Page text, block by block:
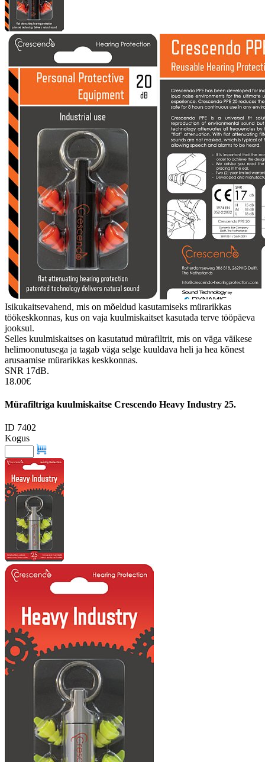
Isikukaitsevahend, mis on mõeldud kasutamiseks mürarikkas
töökeskkonnas, kus on vaja kuulmiskaitset kasutada terve tööpäeva
jooksul.
Selles kuulmiskaitses on kasutatud mürafiltrit, mis on väga väikese
helimoonutusega ja tagab väga selge kuuldava heli ja hea kõnest
arusaamise mürarikkas keskkonnas.
SNR 17dB.
18.00€
Mürafiltriga kuulmiskaitse Crescendo Heavy Industry 25.
ID 7402
Kogus